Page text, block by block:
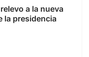
a la nueva
la presidencia